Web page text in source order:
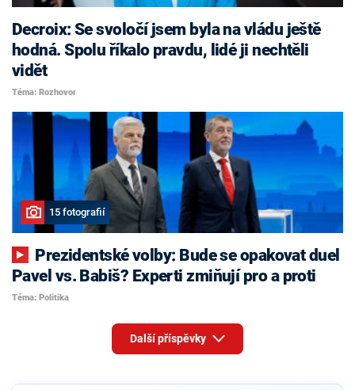
Decroix: Se svoločí jsem byla na vládu ještě
hodná. Spolu říkalo pravdu, lidé ji nechtěli
vidět
Téma: Rozhovor
15 fotografií
Pavel vs. Babiš? Experti zmiňují pro a proti
Téma: Politika
Další příspěvky